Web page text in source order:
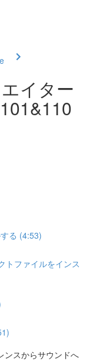
イター
る (4:53)
トファイルをインス
ンスからサウンドへ